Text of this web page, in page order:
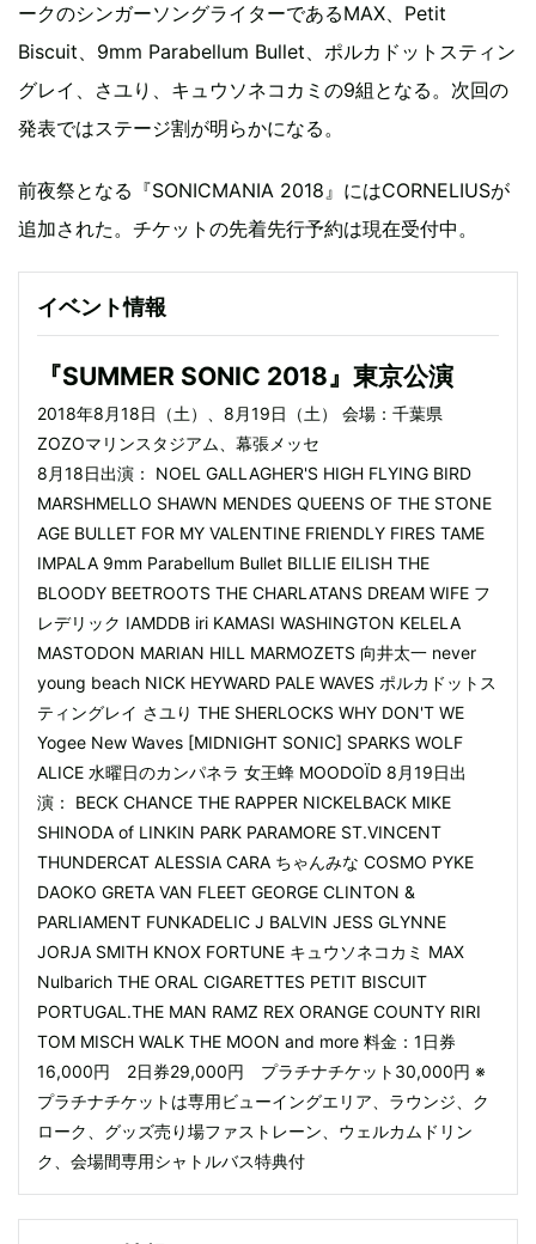
ークのシンガーソングライターであるMAX、Petit
Biscuit、9mm Parabellum Bullet、ポルカドットスティン
グレイ、さユり、キュウソネコカミの9組となる。次回の
発表ではステージ割が明らかになる。
前夜祭となる『SONICMANIA 2018』にはCORNELIUSが
追加された。チケットの先着先行予約は現在受付中。
イベント情報
『SUMMER SONIC 2018』東京公演
2018年8月18日（土）、8月19日（土） 会場：千葉県
ZOZOマリンスタジアム、幕張メッセ
8月18日出演： NOEL GALLAGHER'S HIGH FLYING BIRD
MARSHMELLO SHAWN MENDES QUEENS OF THE STONE
AGE BULLET FOR MY VALENTINE FRIENDLY FIRES TAME
IMPALA 9mm Parabellum Bullet BILLIE EILISH THE
BLOODY BEETROOTS THE CHARLATANS DREAM WIFE フ
レデリック IAMDDB iri KAMASI WASHINGTON KELELA
MASTODON MARIAN HILL MARMOZETS 向井太一 never
young beach NICK HEYWARD PALE WAVES ポルカドットス
ティングレイ さユり THE SHERLOCKS WHY DON'T WE
Yogee New Waves [MIDNIGHT SONIC] SPARKS WOLF
ALICE 水曜日のカンパネラ 女王蜂 MOODOÏD 8月19日出
演： BECK CHANCE THE RAPPER NICKELBACK MIKE
SHINODA of LINKIN PARK PARAMORE ST.VINCENT
THUNDERCAT ALESSIA CARA ちゃんみな COSMO PYKE
DAOKO GRETA VAN FLEET GEORGE CLINTON &
PARLIAMENT FUNKADELIC J BALVIN JESS GLYNNE
JORJA SMITH KNOX FORTUNE キュウソネコカミ MAX
Nulbarich THE ORAL CIGARETTES PETIT BISCUIT
PORTUGAL.THE MAN RAMZ REX ORANGE COUNTY RIRI
TOM MISCH WALK THE MOON and more 料金：1日券
16,000円 2日券29,000円 プラチナチケット30,000円 ※
プラチナチケットは専用ビューイングエリア、ラウンジ、ク
ローク、グッズ売り場ファストレーン、ウェルカムドリン
ク、会場間専用シャトルバス特典付